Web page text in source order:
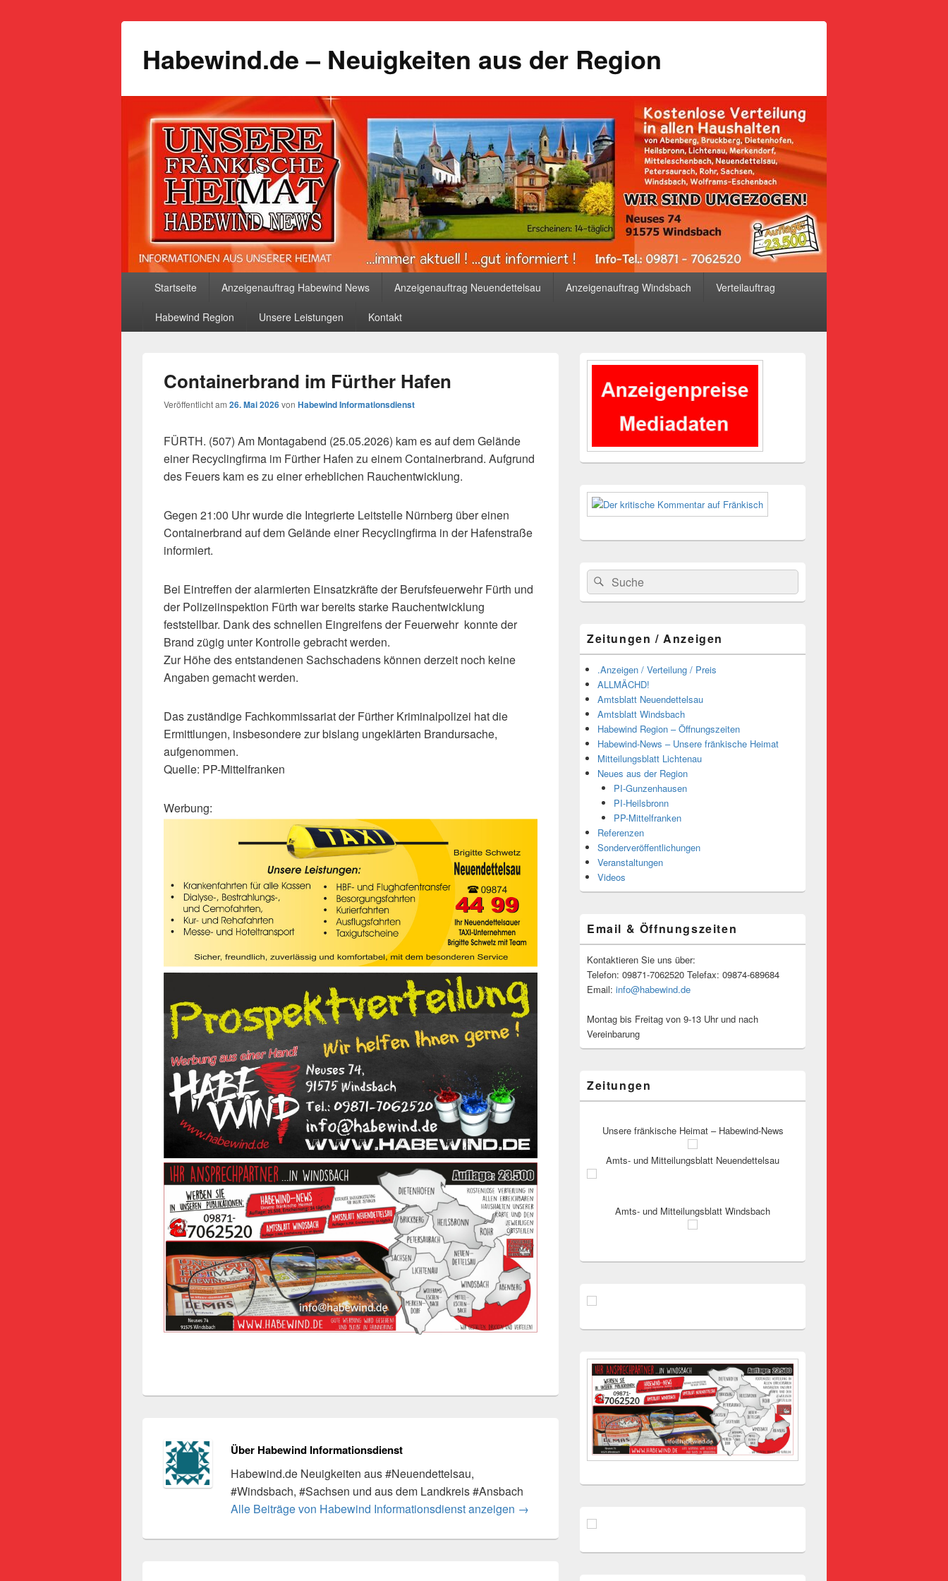
Habewind.de – Neuigkeiten aus der Region
Startseite Anzeigenauftrag Habewind News Anzeigenauftrag Neuendettelsau Anzeigenauftrag Windsbach Verteilauftrag
Habewind Region Unsere Leistungen Kontakt
Containerbrand im Fürther Hafen
Veröffentlicht am 26. Mai 2026von Habewind Informationsdienst
FÜRTH. (507) Am Montagabend (25.05.2026) kam es auf dem Gelände
einer Recyclingfirma im Fürther Hafen zu einem Containerbrand. Aufgrund
des Feuers kam es zu einer erheblichen Rauchentwicklung.
Gegen 21:00 Uhr wurde die Integrierte Leitstelle Nürnberg über einen
Containerbrand auf dem Gelände einer Recyclingfirma in der Hafenstraße
informiert.
Bei Eintreffen der alarmierten Einsatzkräfte der Berufsfeuerwehr Fürth und
der Polizeiinspektion Fürth war bereits starke Rauchentwicklung
feststellbar. Dank des schnellen Eingreifens der Feuerwehr konnte der
Brand zügig unter Kontrolle gebracht werden.
Zur Höhe des entstandenen Sachschadens können derzeit noch keine
Angaben gemacht werden.
Das zuständige Fachkommissariat der Fürther Kriminalpolizei hat die
Ermittlungen, insbesondere zur bislang ungeklärten Brandursache,
aufgenommen.
Quelle: PP-Mittelfranken
Werbung:
Über Habewind Informationsdienst
Habewind.de Neuigkeiten aus #Neuendettelsau,
#Windsbach, #Sachsen und aus dem Landkreis #Ansbach
Alle Beiträge von Habewind Informationsdienst anzeigen →
Primärer
Widgetbereich
Suchen
nach:
Suchen
Zeitungen / Anzeigen
.Anzeigen / Verteilung / Preis
ALLMÄCHD!
Amtsblatt Neuendettelsau
Amtsblatt Windsbach
Habewind Region – Öffnungszeiten
Habewind-News – Unsere fränkische Heimat
Mitteilungsblatt Lichtenau
Neues aus der Region
PI-Gunzenhausen
PI-Heilsbronn
PP-Mittelfranken
Referenzen
Sonderveröffentlichungen
Veranstaltungen
Videos
Email & Öffnungszeiten
Kontaktieren Sie uns über:
Telefon: 09871-7062520 Telefax: 09874-689684
Email: info@habewind.de
Montag bis Freitag von 9-13 Uhr und nach
Vereinbarung
Zeitungen
Unsere fränkische Heimat – Habewind-News
Amts- und Mitteilungsblatt Neuendettelsau
Amts- und Mitteilungsblatt Windsbach